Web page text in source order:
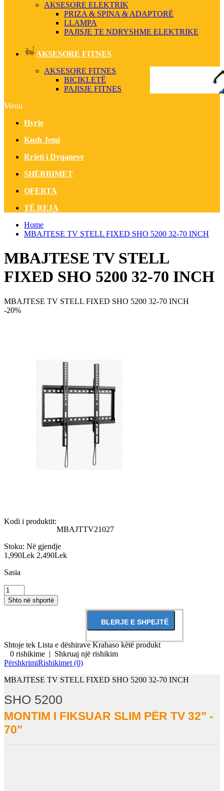
AKSESORE ELEKTRIK
PRIZA & SPINA & ADAPTORË
LLAMPA
PAJISJE TE NDRYSHME ELEKTRIKE
AKSESORE FITNES
AKSESORE FITNES
BIÇIKLETË
PAJISJE FITNES
Menu
Hyrje
Kush Jemi
Rrjeti i Dyqaneve
SHËRBIMET
OFERTA
TË REJA
Home
MBAJTESE TV STELL FIXED SHO 5200 32-70 INCH
MBAJTESE TV STELL
FIXED SHO 5200 32-70 INCH
MBAJTESE TV STELL FIXED SHO 5200 32-70 INCH
-20%
Kodi i produktit:
MBAJTTV21027
Stoku: Në gjendje
1,990Lek 2,490Lek
Sasia
Shtoje tek Lista e dëshirave Krahaso këtë produkt
0 rishikime | Shkruaj një rishikim
PërshkrimiRishikimet (0)
MBAJTESE TV STELL FIXED SHO 5200 32-70 INCH
SHO 5200
MONTIM I FIKSUAR SLIM PËR TV 32" -
70"